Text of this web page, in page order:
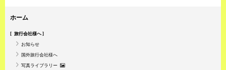
ホーム
旅行会社様へ
お知らせ
国外旅行会社様へ
写真ライブラリー